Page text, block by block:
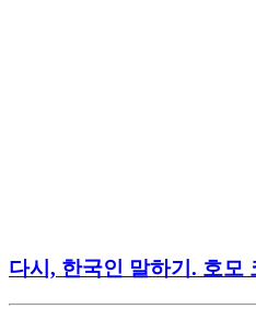
다시, 한국인 말하기. 호모